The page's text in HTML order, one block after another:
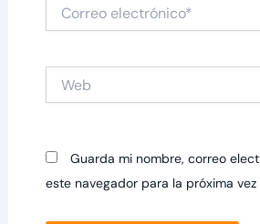
electrónico*
Guarda mi nombre, correo
este navegador para la próxima